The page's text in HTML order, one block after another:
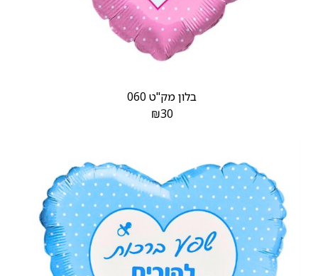
בלון מק"ט 060
₪30